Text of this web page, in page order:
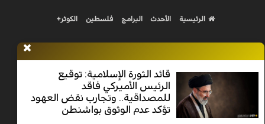
قائد الثورة الإسلامية: توقيع
الرئيس الأميركي فاقد
للمصداقية.. وتجارب نقض العهود
تؤكد عدم الوثوق بواشنطن
الرئيسية الأحدث البرامج فلسطين الكوثر+
Nilesat 11900 V | Badr 8 11747 V | Badr5 12284 V